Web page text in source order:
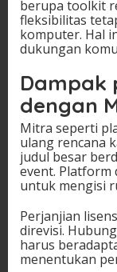
berupa toolkit
fleksibilitas
komputer. Hal
dukungan
Dampak
dengan
Mitra seperti
ulang rencana
judul besar
event. Platform
untuk mengisi
Perjanjian
direvisi.
harus
menentukan